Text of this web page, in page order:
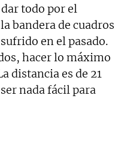
todo por el
bandera de cuadros
en el pasado.
hacer lo máximo
distancia es de 21
nada fácil para